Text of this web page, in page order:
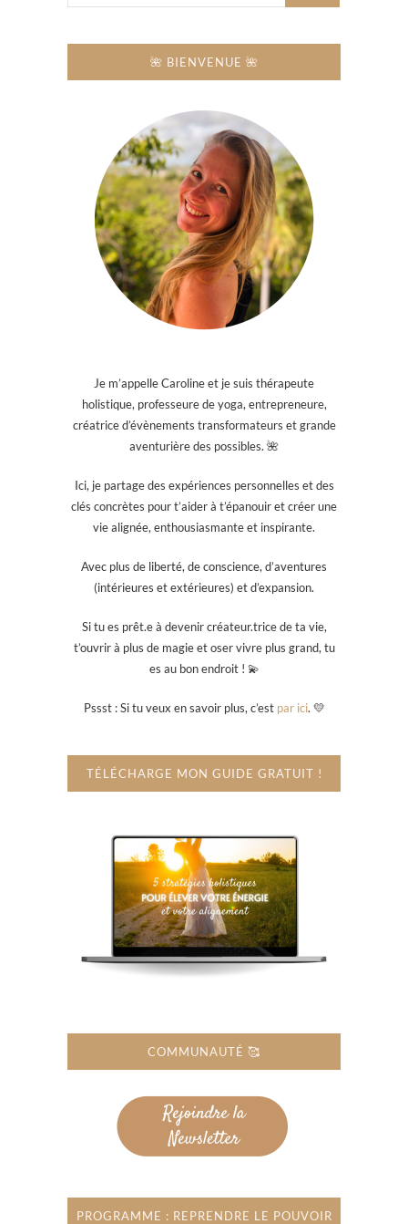
🌺 BIENVENUE 🌺
Je m’appelle Caroline et je suis thérapeute
holistique, professeure de yoga, entrepreneure,
créatrice d’évènements transformateurs et grande
aventurière des possibles. 🌺
Ici, je partage des expériences personnelles et des
clés concrètes pour t’aider à t’épanouir et créer une
vie alignée, enthousiasmante et inspirante.
Avec plus de liberté, de conscience, d’aventures
(intérieures et extérieures) et d’expansion.
Si tu es prêt.e à devenir créateur.trice de ta vie,
t’ouvrir à plus de magie et oser vivre plus grand, tu
es au bon endroit ! 💫
Pssst : Si tu veux en savoir plus, c’est par ici. 💛
TÉLÉCHARGE MON GUIDE GRATUIT !
COMMUNAUTÉ 🥰
PROGRAMME : REPRENDRE LE POUVOIR